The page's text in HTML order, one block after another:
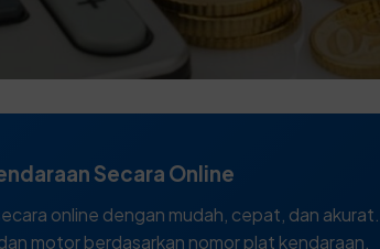
Secara Online
online dengan mudah, cepat, dan akurat.
motor berdasarkan nomor plat kendaraan,